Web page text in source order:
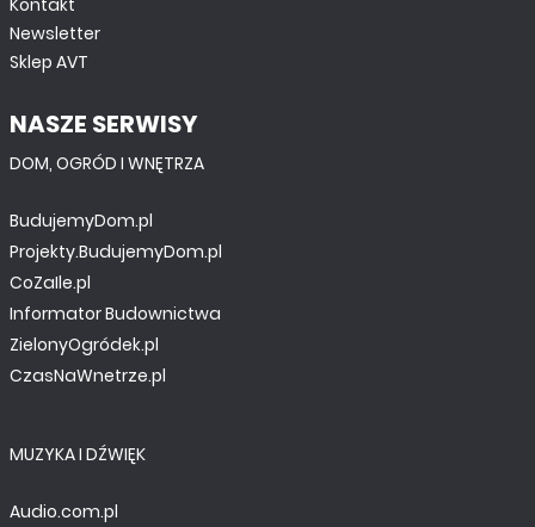
Newsletter
Sklep AVT
NASZE SERWISY
DOM, OGRÓD I WNĘTRZA
BudujemyDom.pl
Projekty.BudujemyDom.pl
CoZaIle.pl
Informator Budownictwa
ZielonyOgródek.pl
CzasNaWnetrze.pl
MUZYKA I DŹWIĘK
Audio.com.pl